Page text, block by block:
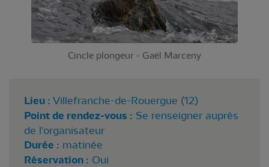
Cincle plongeur - Gaël Marceny
Lieu : Villefranche-de-Rouergue (12)
Point de rendez-vous : Se renseigner auprès
de l'organisateur
Durée : matinée
Réservation : Oui